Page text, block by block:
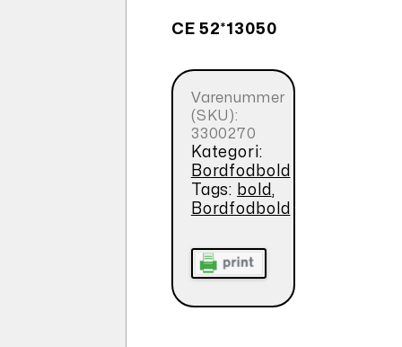
CE 52*13050
Varenummer
(SKU):
3300270
Kategori:
Bordfodbold
Tags: bold ,
Bordfodbold